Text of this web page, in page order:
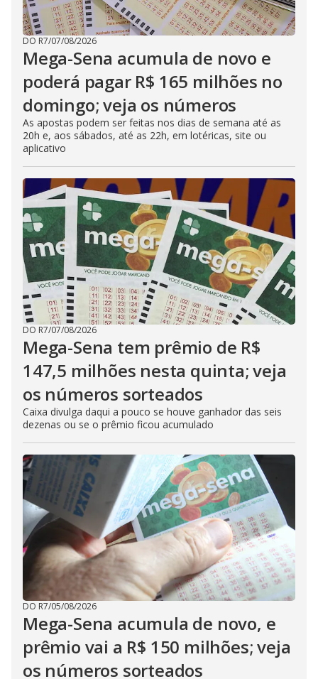
DO R7/07/08/2026
Mega-Sena acumula de novo e
poderá pagar R$ 165 milhões no
domingo; veja os números
As apostas podem ser feitas nos dias de semana até as
20h e, aos sábados, até as 22h, em lotéricas, site ou
aplicativo
DO R7/07/08/2026
Mega-Sena tem prêmio de R$
147,5 milhões nesta quinta; veja
os números sorteados
Caixa divulga daqui a pouco se houve ganhador das seis
dezenas ou se o prêmio ficou acumulado
DO R7/05/08/2026
Mega-Sena acumula de novo, e
prêmio vai a R$ 150 milhões; veja
os números sorteados